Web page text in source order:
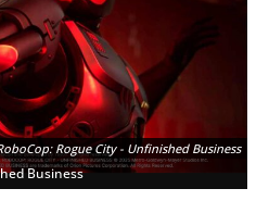
Rogue City - Unfinished Business
Business